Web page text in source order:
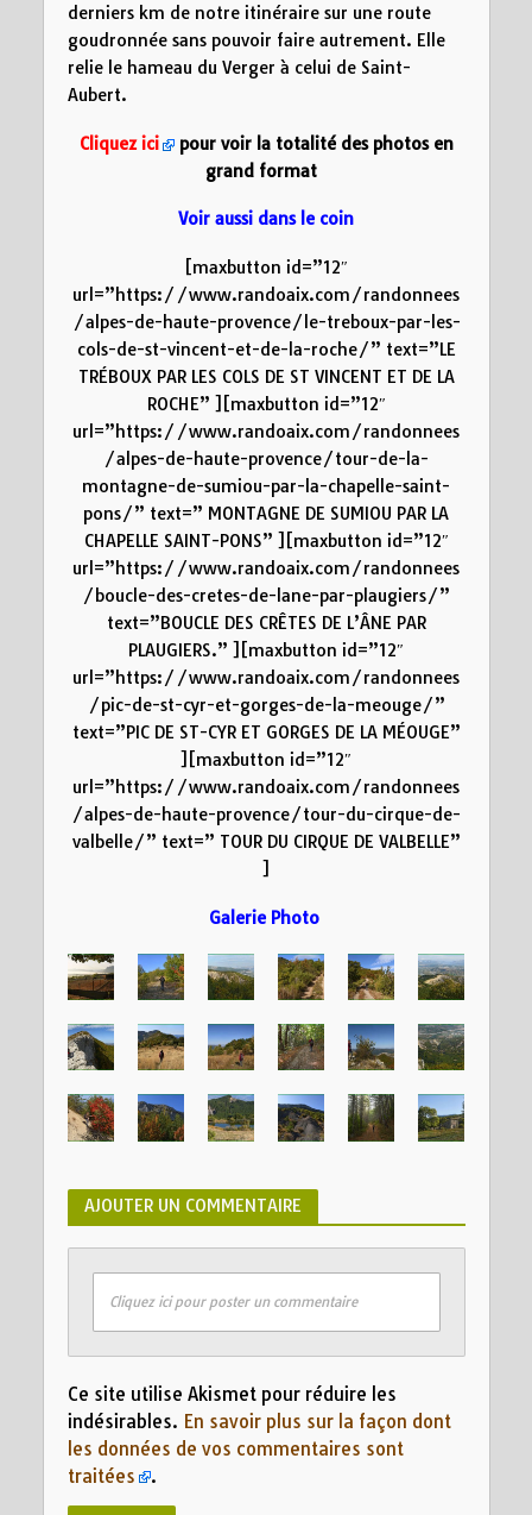
derniers km de notre itinéraire sur une route
goudronnée sans pouvoir faire autrement. Elle
relie le hameau du Verger à celui de Saint-
Aubert.
Cliquez ici
pour voir la totalité des photos en
grand format
Voir aussi dans le coin
[maxbutton id=”12″
url=”https://www.randoaix.com/randonnees
/alpes-de-haute-provence/le-treboux-par-les-
cols-de-st-vincent-et-de-la-roche/” text=”LE
TRÉBOUX PAR LES COLS DE ST VINCENT ET DE LA
ROCHE” ][maxbutton id=”12″
url=”https://www.randoaix.com/randonnees
/alpes-de-haute-provence/tour-de-la-
montagne-de-sumiou-par-la-chapelle-saint-
pons/” text=” MONTAGNE DE SUMIOU PAR LA
CHAPELLE SAINT-PONS” ][maxbutton id=”12″
url=”https://www.randoaix.com/randonnees
/boucle-des-cretes-de-lane-par-plaugiers/”
text=”BOUCLE DES CRÊTES DE L’ÂNE PAR
PLAUGIERS.” ][maxbutton id=”12″
url=”https://www.randoaix.com/randonnees
/pic-de-st-cyr-et-gorges-de-la-meouge/”
text=”PIC DE ST-CYR ET GORGES DE LA MÉOUGE”
][maxbutton id=”12″
url=”https://www.randoaix.com/randonnees
/alpes-de-haute-provence/tour-du-cirque-de-
valbelle/” text=” TOUR DU CIRQUE DE VALBELLE”
Galerie Photo
AJOUTER UN COMMENTAIRE
Cliquez ici pour poster un commentaire
Ce site utilise Akismet pour réduire les
indésirables. En savoir plus sur la façon dont
les données de vos commentaires sont
traitées
.